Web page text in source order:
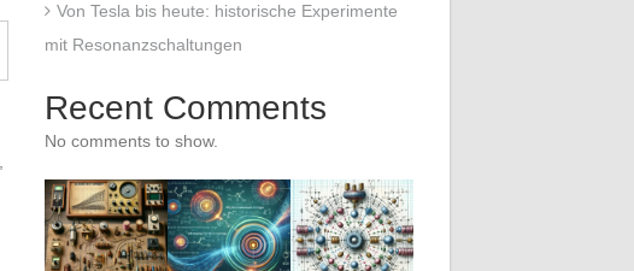
Von Tesla bis heute: historische Experimente
mit Resonanzschaltungen
Recent Comments
No comments to show.